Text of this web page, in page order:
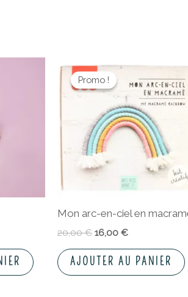
Promo !
Promo !
Mon arc-en-ciel en
20,00€
Le
prix
initial
était :
20,00 €.
16,00 €
actuel
est :
16,00 €.
AJOUTER AU PANIER